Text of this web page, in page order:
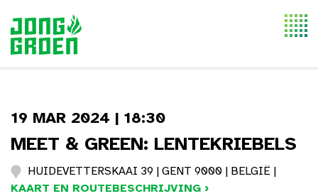
19 MAR 2024 | 18:30
MEET & GREEN: LENTEKRIEBELS
HUIDEVETTERSKAAI 39 | GENT 9000 | BELGIË |
KAART EN ROUTEBESCHRIJVING ›